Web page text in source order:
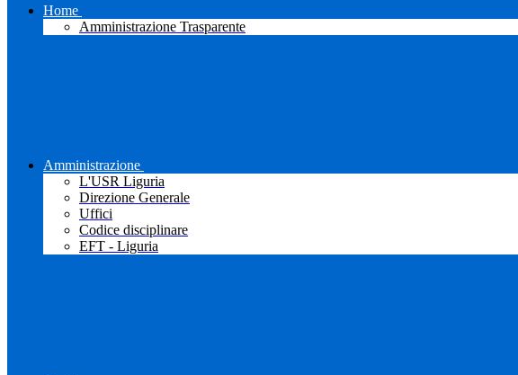
Home
Amministrazione Trasparente
Amministrazione
L'USR Liguria
Direzione Generale
Uffici
Codice disciplinare
EFT - Liguria